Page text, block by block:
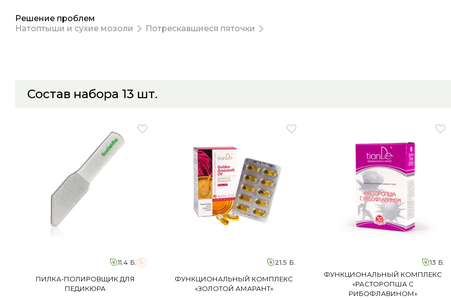
кишечника, сбоя обменных процессов, в
«изнутри», а косметические средства
полноценный уход за кожей стоп.
Продолжительность основного курса – 30
Хотите закрепить результат и усилить эффект?
Пройдите закрепляющий этап. Подробная
информация обо всех этапах с
по применению продуктов – в разделе
красоты и здоровья». * БАД. Не является
лекарством. На территории РФ
счета.
Решение проблем
Натоптыши и сухие мозоли
Потрескавшиеся пяточки
Состав набора 13 шт.
11.4 Б.
ПИЛКА-ПОЛИРОВЩИК ДЛЯ
ПЕДИКЮРА
21.5 Б.
ФУНКЦИОНАЛЬНЫЙ КОМПЛЕКС
«ЗОЛОТОЙ АМАРАНТ»
13 Б.
ФУНКЦИОНАЛЬНЫЙ КОМПЛЕКС
«РАСТОРОПША С
РИБОФЛАВИНОМ»